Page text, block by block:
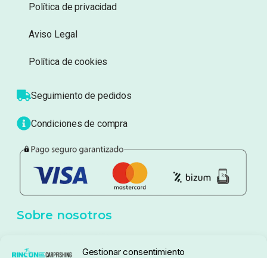
Gestionar consentimiento
Política de privacidad
Aviso Legal
Política de cookies
Seguimiento de pedidos
Condiciones de compra
Sobre nosotros